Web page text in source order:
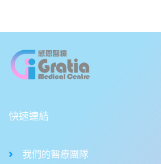
快速連結
我們的醫療團隊